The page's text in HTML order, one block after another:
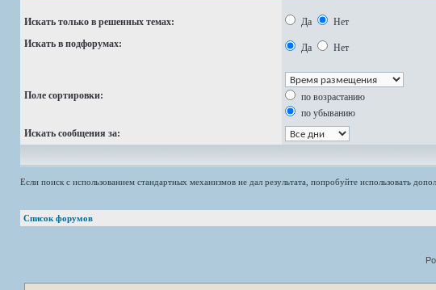
Искать только в решенных темах:
Искать в подфорумах:
Да Нет
Да Нет
Поле сортировки:
по возрастанию
по убыванию
Искать сообщения за:
Если поиск с использованием стандартных механизмов не дал результата, попробуйте использовать
Список форумов